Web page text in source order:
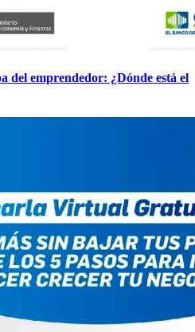
emprendedor: ¿Dónde está el